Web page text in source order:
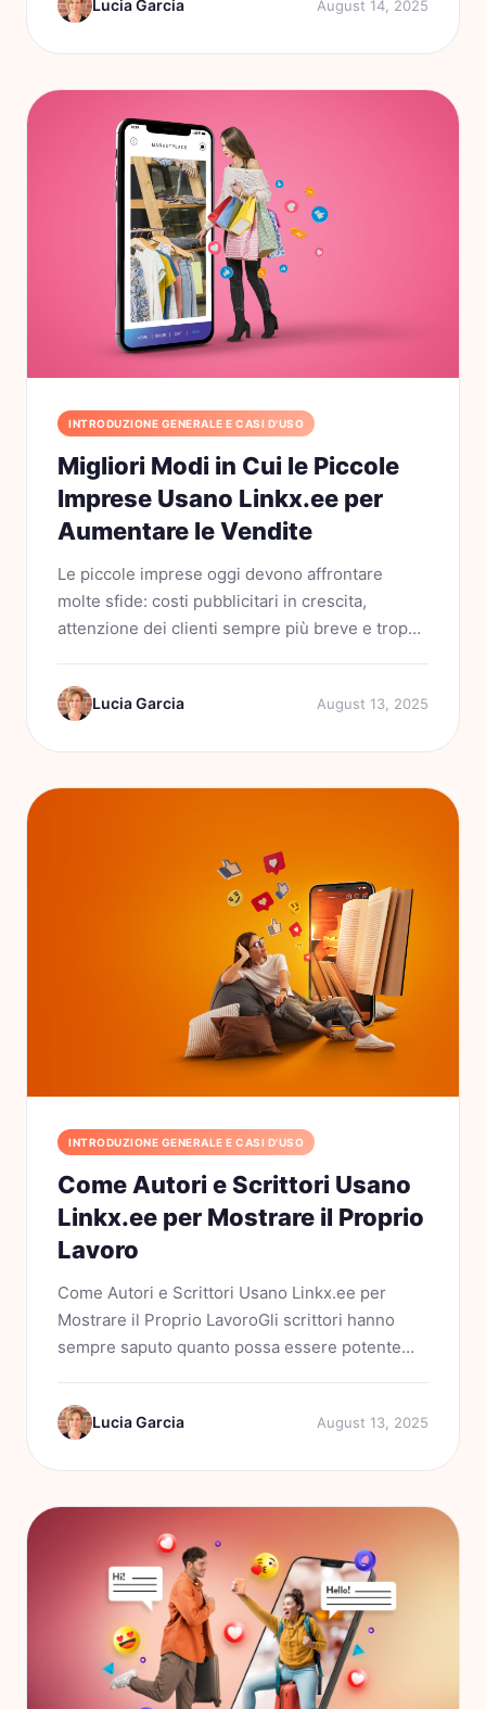
tuoi...Lucia Garcia August 14, 2025
INTRODUZIONE GENERALE E CASI D'USO
Migliori Modi in Cui le Piccole
Imprese Usano Linkx.ee per
Aumentare le Vendite
Le piccole imprese oggi devono affrontare
molte sfide: costi pubblicitari in crescita,
attenzione dei clienti sempre più breve e troppi
gestisci una piccola attività nel 2025,
probabilmente hai già capito...
Lucia Garcia August 13, 2025
INTRODUZIONE GENERALE E CASI D'USO
Come Autori e Scrittori Usano
Linkx.ee per Mostrare il Proprio
Lavoro
Come Autori e Scrittori Usano Linkx.ee per
Mostrare il Proprio LavoroGli scrittori hanno
sempre saputo quanto possa essere potente
di un capitolo o di una biografia ben scritta, il
modo in cui...
Lucia Garcia August 13, 2025